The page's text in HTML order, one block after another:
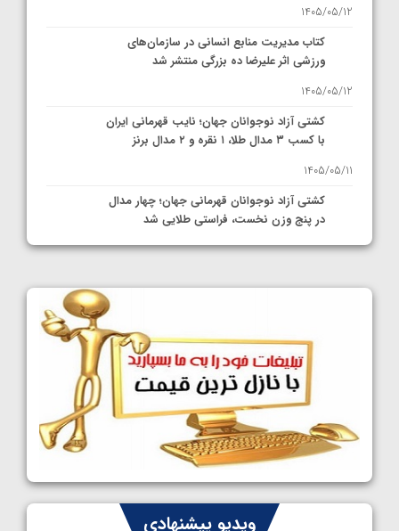
1405/05/12
کتاب مدیریت منابع انسانی در سازمان‌های
ورزشی اثر علیرضا ده بزرگی منتشر شد
1405/05/12
کشتی آزاد نوجوانان جهان؛ نایب قهرمانی ایران
با کسب ۳ مدال طلا، ۱ نقره و ۲ مدال برنز
1405/05/11
کشتی آزاد نوجوانان قهرمانی جهان؛ چهار مدال
در پنج وزن نخست، فراستی طلایی شد
1405/05/11
کشتی آزاد نوجوانان جهان؛ رقبای نمایندگان
ایران مشخص شدند
1405/05/08
کشتی فرنگی نوجوانان جهان؛ سکوی تیمی
سوم برای ایران
1405/05/07
ایران چشم به راه چهار مدال در پنج وزن دوم
ویدیو پیشنهادی